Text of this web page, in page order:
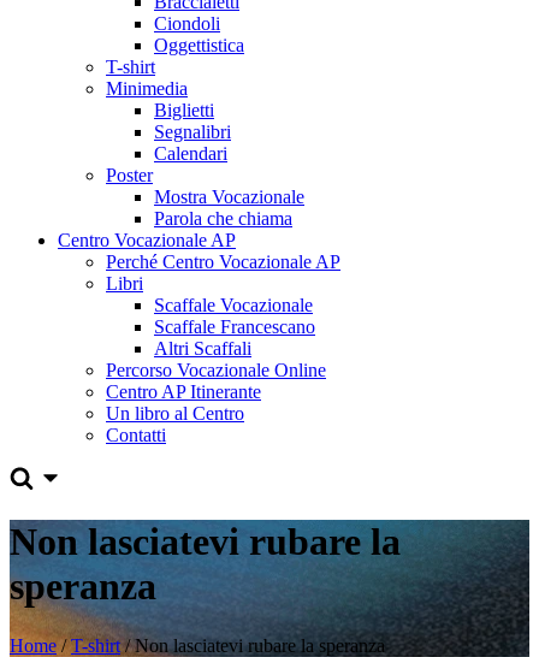
Ciondoli
Oggettistica
T-shirt
Minimedia
Biglietti
Segnalibri
Calendari
Poster
Mostra Vocazionale
Parola che chiama
Centro Vocazionale AP
Perché Centro Vocazionale AP
Libri
Scaffale Vocazionale
Scaffale Francescano
Altri Scaffali
Percorso Vocazionale Online
Centro AP Itinerante
Un libro al Centro
Contatti
Non lasciatevi rubare la
speranza
Home/T-shirt/ Non lasciatevi rubare la speranza